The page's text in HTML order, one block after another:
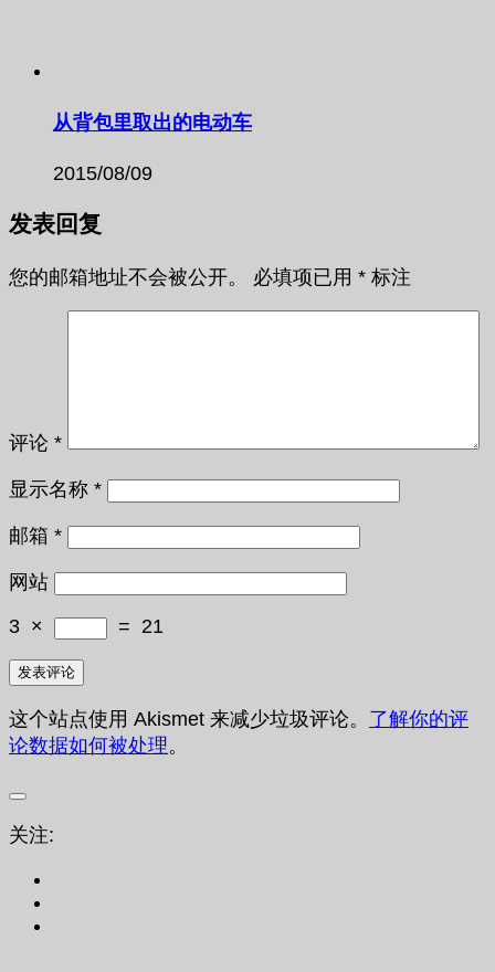
从背包里取出的电动车
2015/08/09
发表回复
您的邮箱地址不会被公开。 必填项已用 * 标注
评论 *
显示名称 *
邮箱 *
网站
3 × = 21
这个站点使用 Akismet 来减少垃圾评论。 了解你的评
论数据如何被处理。
关注: